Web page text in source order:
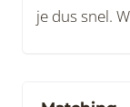
je dus snel.